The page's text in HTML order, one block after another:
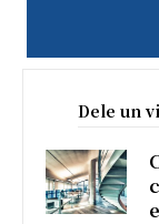
Dele un